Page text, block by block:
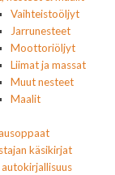
Vaihteistoöljyt
Jarrunesteet
Moottoriöljyt
Liimat ja massat
Muut nesteet
Maalit
käsikirjat